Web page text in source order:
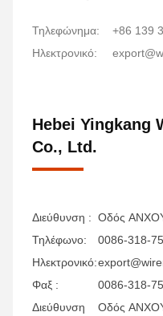
Τηλεφώνημα:
+86 139
Ηλεκτρονικό:
Hebei Yingkang
Co., Ltd.
Διεύθυνση : Οδός
Τηλέφωνο:
0086-318-
Ηλεκτρονικό:
Φαξ :
0086-318-
Διεύθυνση
Οδός